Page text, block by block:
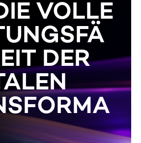
VOLLE
DER